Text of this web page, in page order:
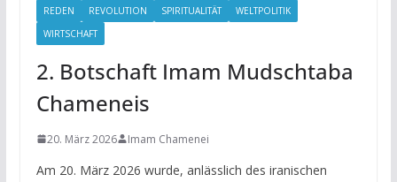
REDEN
REVOLUTION SPIRITUALITÄT
WELTPOLITIK
WIRTSCHAFT
2. Botschaft Imam Mudschtaba
Chameneis
20. März 2026 Imam Chamenei
Am 20. März 2026 wurde, anlässlich des iranischen